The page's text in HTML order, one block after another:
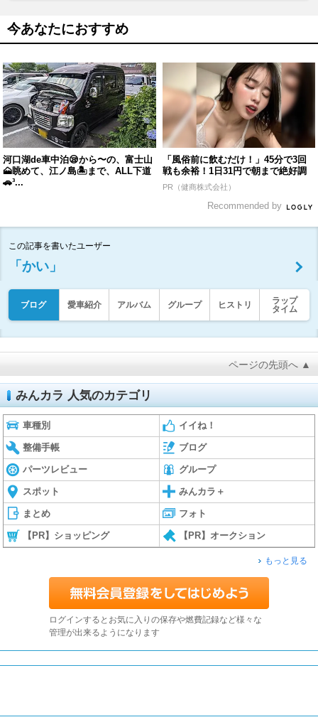
今あなたにおすすめ
河口湖de車中泊😪から〜の、富士山
🗻眺めて、江ノ島🏝まで、ALL下道
🚗³...
「風俗前に飲むだけ！」45分で3回
戦も余裕！1日31円で朝まで絶好調
PR（健商株式会社）
Recommended by
この記事を書いたユーザー
「かい」
ブログ 愛車紹介 アルバム グループ ヒストリ
ラップ
タイム
ページの先頭へ ▲
みんカラ 人気のカテゴリ
車種別 イイね！
整備手帳 ブログ
パーツレビュー グループ
スポット みんカラ＋
まとめ フォト
【PR】ショッピング 【PR】オークション
もっと見る
ログインするとお気に入りの保存や燃費記録など様々な
管理が出来るようになります